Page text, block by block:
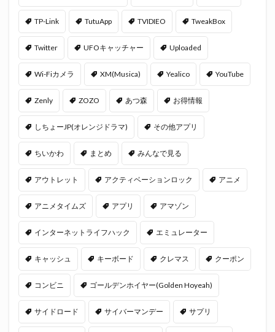
TP-Link TutuApp TVIDIEO TweakBox
Twitter UFOキャッチャー Uploaded
Wi-Fiカメラ XM(Musica) Yealico YouTube
Zenly ZOZO あつ森 お得情報
しちょーJP(オレンジドラマ) その他アプリ
ちいかわ まとめ みんなで見る
アウトレット アクティベーションロック アニメ
アニメタイムズ アプリ アマゾン
インターネットライフハック エミュレーター
キャッシュ キーボード クレマス クーポン
コンビニ ゴールデンホイヤー(Golden Hoyeah)
サイドロード サイバーマンデー サプリ